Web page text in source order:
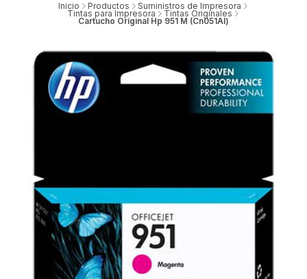
Inicio Productos Suministros de Impresora
Tintas para Impresora Tintas Originales
Cartucho Original Hp 951 M (Cn051Al)